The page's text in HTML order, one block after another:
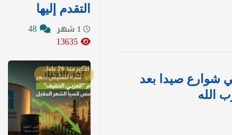
شوارع صيدا بعد
الله
التقدم إليها
آخر الأخبار